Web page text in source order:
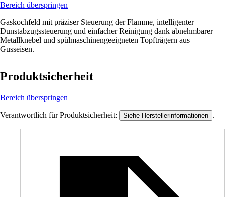
Bereich überspringen
Gaskochfeld mit präziser Steuerung der Flamme, intelligenter
Dunstabzugssteuerung und einfacher Reinigung dank abnehmbarer
Metallknebel und spülmaschinengeeigneten Topfträgern aus
Gusseisen.
Produktsicherheit
Bereich überspringen
Verantwortlich für Produktsicherheit: Siehe Herstellerinformationen .